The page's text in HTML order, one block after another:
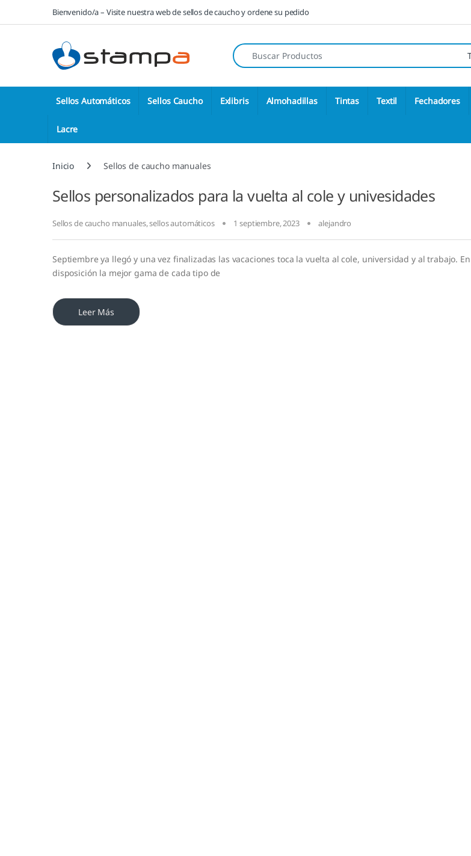
Saltar a la navegación
Saltar al contenidoBienvenido/a – Visite nuestra web de sellos de caucho y ordene su pedido
Búsqueda de:
Sellos Automáticos Sellos Caucho Exlibris Almohadillas Tintas Textil Fechadores
Lacre
Inicio Sellos de caucho manuales
Sellos personalizados para la vuelta al cole y univesidades
Sellos de caucho manuales,sellos automáticos 1 septiembre, 2023 alejandro
Septiembre ya llegó y una vez finalizadas las vacaciones toca la vuelta al cole, universidad y al trabajo.
disposición la mejor gama de cada tipo de
Leer Más